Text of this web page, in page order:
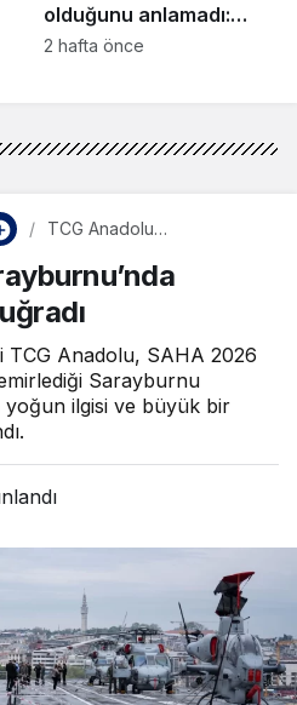
olduğunu anlamadı:
Gizli gebelik nedir?
2 hafta önce
TCG Anadolu
akınına uğradı
TCG Anadolu, SAHA 2026
Sarayburnu
yoğun ilgisi ve büyük bir